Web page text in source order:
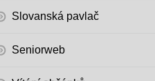
Slovanská pavlač
Seniorweb